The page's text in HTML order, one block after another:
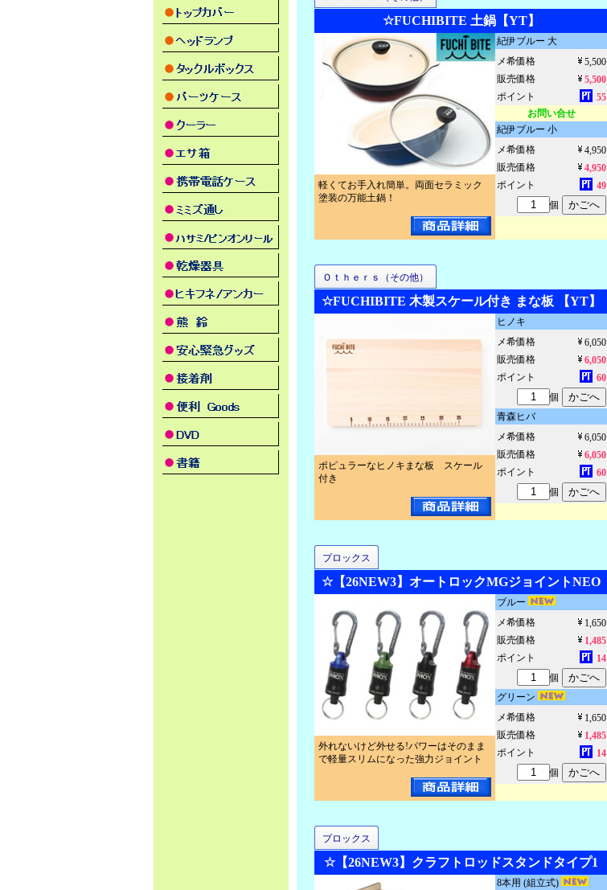
☆FUCHIBITE 土鍋【YT】
軽くてお手入れ簡単。両面セラミック
塗装の万能土鍋！
紀伊ブルー 大
メ希価格
5,500
販売価格
5,500
ポイント
55
お問い合せ
紀伊ブルー 小
メ希価格
4,950
販売価格
4,950
ポイント
49
個
Ｏｔｈｅｒｓ（その他）
☆FUCHIBITE 木製スケール付き まな板 【YT】
ポピュラーなヒノキまな板 スケール
付き
ヒノキ
メ希価格
6,050
販売価格
6,050
ポイント
60
個
青森ヒバ
メ希価格
6,050
販売価格
6,050
ポイント
60
個
プロックス
☆【26NEW3】オートロックMGジョイントNEO
外れないけど外せる!パワーはそのまま
で軽量スリムになった強力ジョイント
ブルー
メ希価格
1,650
販売価格
1,485
ポイント
14
個
グリーン
メ希価格
1,650
販売価格
1,485
ポイント
14
個
プロックス
☆【26NEW3】クラフトロッドスタンドタイプ1
8本用 (組立式)